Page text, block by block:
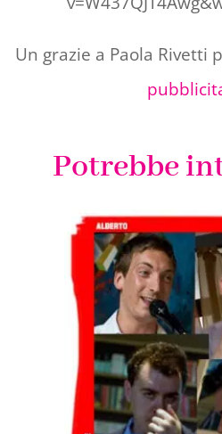
Un grazie a Paola Rivetti
Potrebbe